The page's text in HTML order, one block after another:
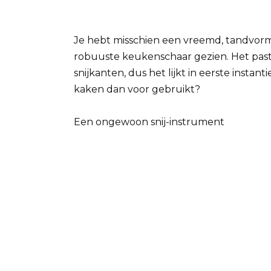
Je hebt misschien een vreemd,
robuuste keukenschaar gezien. Het
snijkanten, dus het lijkt in eerste
kaken dan voor gebruikt?
Een ongewoon snij-instrument